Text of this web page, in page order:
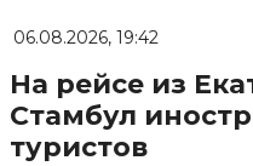
06.08.2026, 19:42
На рейсе из
Стамбул
туристов